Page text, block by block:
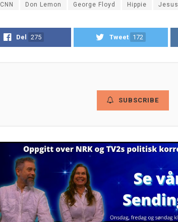
CNN Don Lemon George Floyd Hippie Jesus
Del 275 Tweet 172
SUBSCRIBE